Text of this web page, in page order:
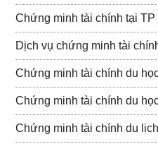
Chứng minh tài chính tại TP
Dịch vụ chứng minh tài
Chứng minh tài chính du
Chứng minh tài chính du
Chứng minh tài chính du